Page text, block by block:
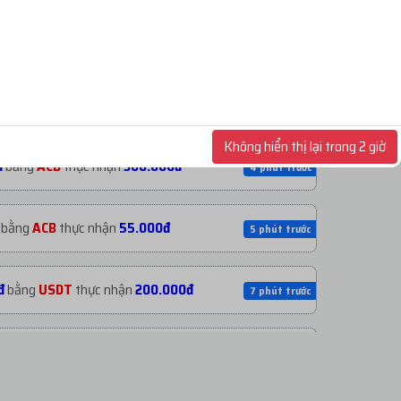
bằngACBthực nhận300.000đ 4 phút trước
ACBthực nhận 55.000đ 5 phút trước
bằng USDT thực nhận200.000đ 7 phút trước
Không hiển thị lại trong 2 giờ